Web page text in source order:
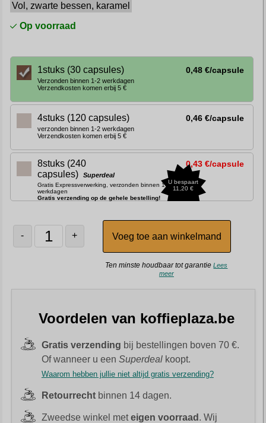
Vol, zwarte bessen, karamel
Op voorraad
1stuks (30 capsules) 0,48 €/capsule
Verzonden binnen 1-2 werkdagen
Verzendkosten komen erbij 5 €
4stuks (120 capsules) 0,46 €/capsule
verzonden binnen 1-2 werkdagen
Verzendkosten komen erbij 5 €
8stuks (240
capsules)
Superdeal
0,43 €/capsule
Gratis Expressverwerking, verzonden binnen 1-2
werkdagen
Gratis verzending op de gehele bestelling!
U bespaart
11,20 €
- +
Ten minste houdbaar tot garantieLees
meer
Voordelen van koffieplaza.be
Gratis verzending bij bestellingen boven 70 €.
Of wanneer u een Superdealkoopt.
Waarom hebben jullie niet altijd gratis verzending?
Retourrechtbinnen 14 dagen.
Zweedse winkel meteigen voorraad . Wij